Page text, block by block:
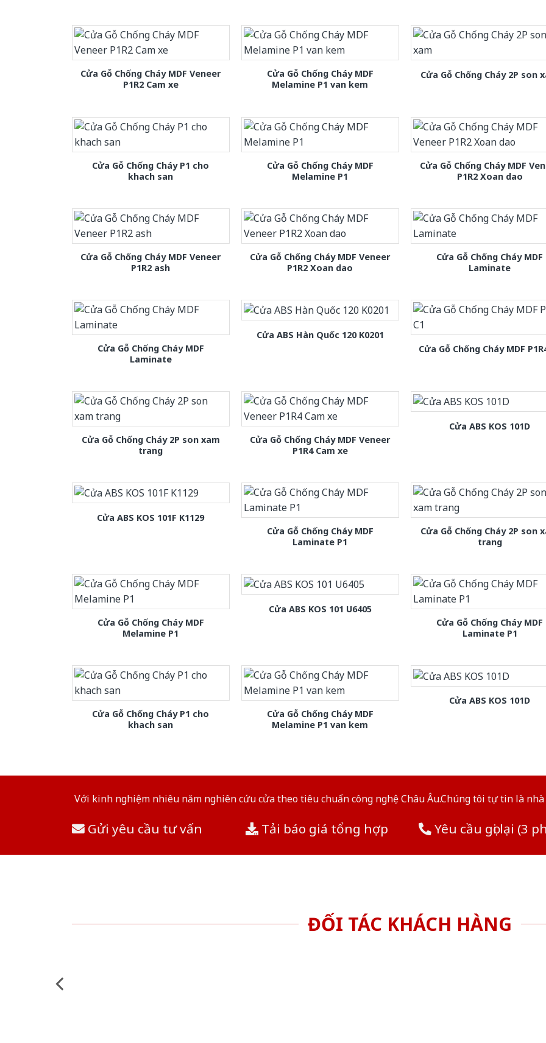
Cửa Gỗ Chống Cháy MDF Veneer
P1R2 Cam xe
Cửa Gỗ Chống Cháy MDF
Melamine P1 van kem
Cửa Gỗ Chống Cháy 2P son
Cửa Gỗ Chống Cháy P1 cho
khach san
Cửa Gỗ Chống Cháy MDF
Melamine P1
Cửa Gỗ Chống Cháy MDF
P1R2 Xoan dao
Cửa Gỗ Chống Cháy MDF Veneer
P1R2 ash
Cửa Gỗ Chống Cháy MDF Veneer
P1R2 Xoan dao
Cửa Gỗ Chống Cháy MDF
Laminate
Cửa Gỗ Chống Cháy MDF
Laminate
Cửa ABS Hàn Quốc 120 K0201
Cửa Gỗ Chống Cháy MDF
Cửa Gỗ Chống Cháy 2P son xam
trang
Cửa Gỗ Chống Cháy MDF Veneer
P1R4 Cam xe
Cửa ABS KOS 101D
Cửa ABS KOS 101F K1129
Cửa Gỗ Chống Cháy MDF
Laminate P1
Cửa Gỗ Chống Cháy 2P son
trang
Cửa Gỗ Chống Cháy MDF
Melamine P1
Cửa ABS KOS 101 U6405
Cửa Gỗ Chống Cháy MDF
Laminate P1
Cửa Gỗ Chống Cháy P1 cho
khach san
Cửa Gỗ Chống Cháy MDF
Melamine P1 van kem
Cửa ABS KOS 101D
Với kinh nghiệm nhiêu năm nghiên cứu cửa theo tiêu chuẩn công nghệ Châu Âu.Chúng tôi tự tin là
Gửi yêu cầu tư vấn Tải báo giá tổng hợp Yêu cầu gọi lại (3
ĐỐI TÁC KHÁCH HÀNG